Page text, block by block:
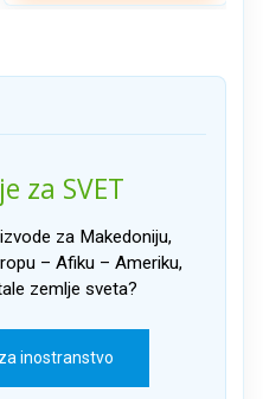
za SVET
za Makedoniju,
– Afiku – Ameriku,
zemlje sveta?
inostranstvo